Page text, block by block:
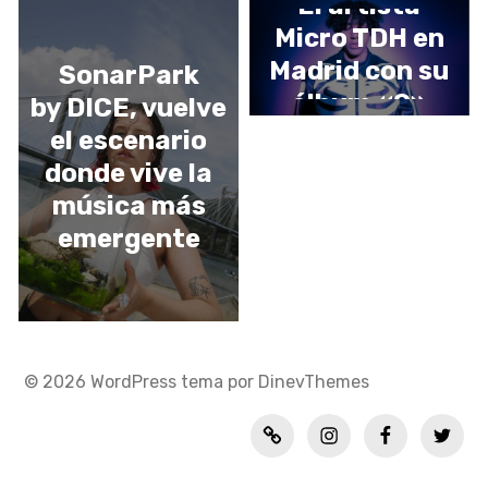
SonarPark
by DICE, vuelve
el escenario
donde vive la
música más
emergente
Micro TDH en
Madrid con su
álbum «9»
© 2026 WordPress tema por DinevThemes
Política
de
INSTAGRAMFACEBOOK